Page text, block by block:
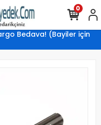
Bedava! (Bayiler için
0